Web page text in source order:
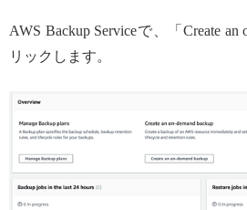
AWS Backup Serviceで、「Create an
リックします。